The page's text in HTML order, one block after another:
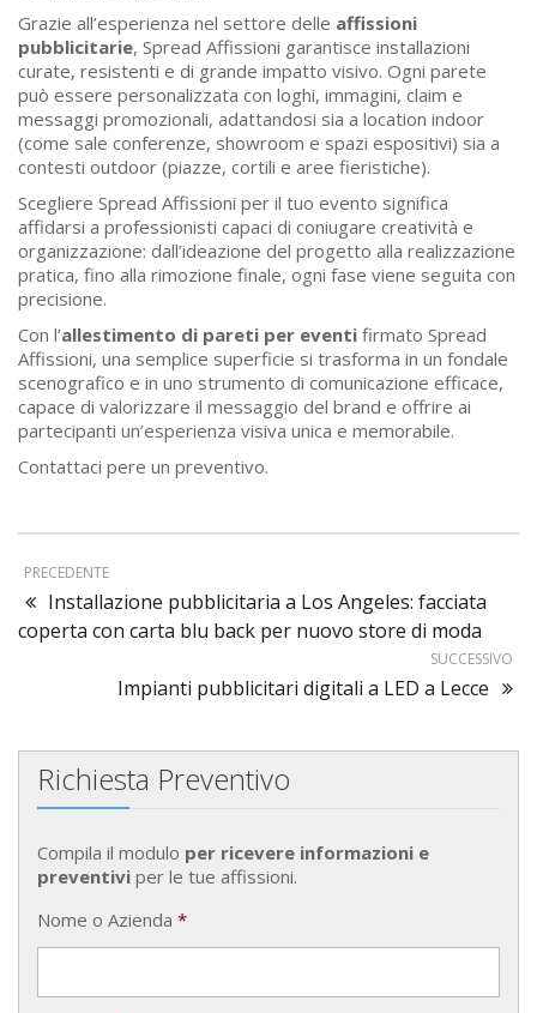
Grazie all’esperienza nel settore delle affissioni
pubblicitarie, Spread Affissioni garantisce installazioni
curate, resistenti e di grande impatto visivo. Ogni parete
può essere personalizzata con loghi, immagini, claim e
messaggi promozionali, adattandosi sia a location indoor
(come sale conferenze, showroom e spazi espositivi) sia a
contesti outdoor (piazze, cortili e aree fieristiche).
Scegliere Spread Affissioni per il tuo evento significa
affidarsi a professionisti capaci di coniugare creatività e
organizzazione: dall’ideazione del progetto alla realizzazione
pratica, fino alla rimozione finale, ogni fase viene seguita con
precisione.
Con l’allestimento di pareti per eventi firmato Spread
Affissioni, una semplice superficie si trasforma in un fondale
scenografico e in uno strumento di comunicazione efficace,
capace di valorizzare il messaggio del brand e offrire ai
partecipanti un’esperienza visiva unica e memorabile.
Contattaci pere un preventivo.
PRECEDENTE
Installazione pubblicitaria a Los Angeles: facciata
coperta con carta blu back per nuovo store di moda
SUCCESSIVO
Impianti pubblicitari digitali a LED a Lecce
Richiesta Preventivo
Compila il modulo per ricevere informazioni e
preventivi per le tue affissioni.
Nome o Azienda *